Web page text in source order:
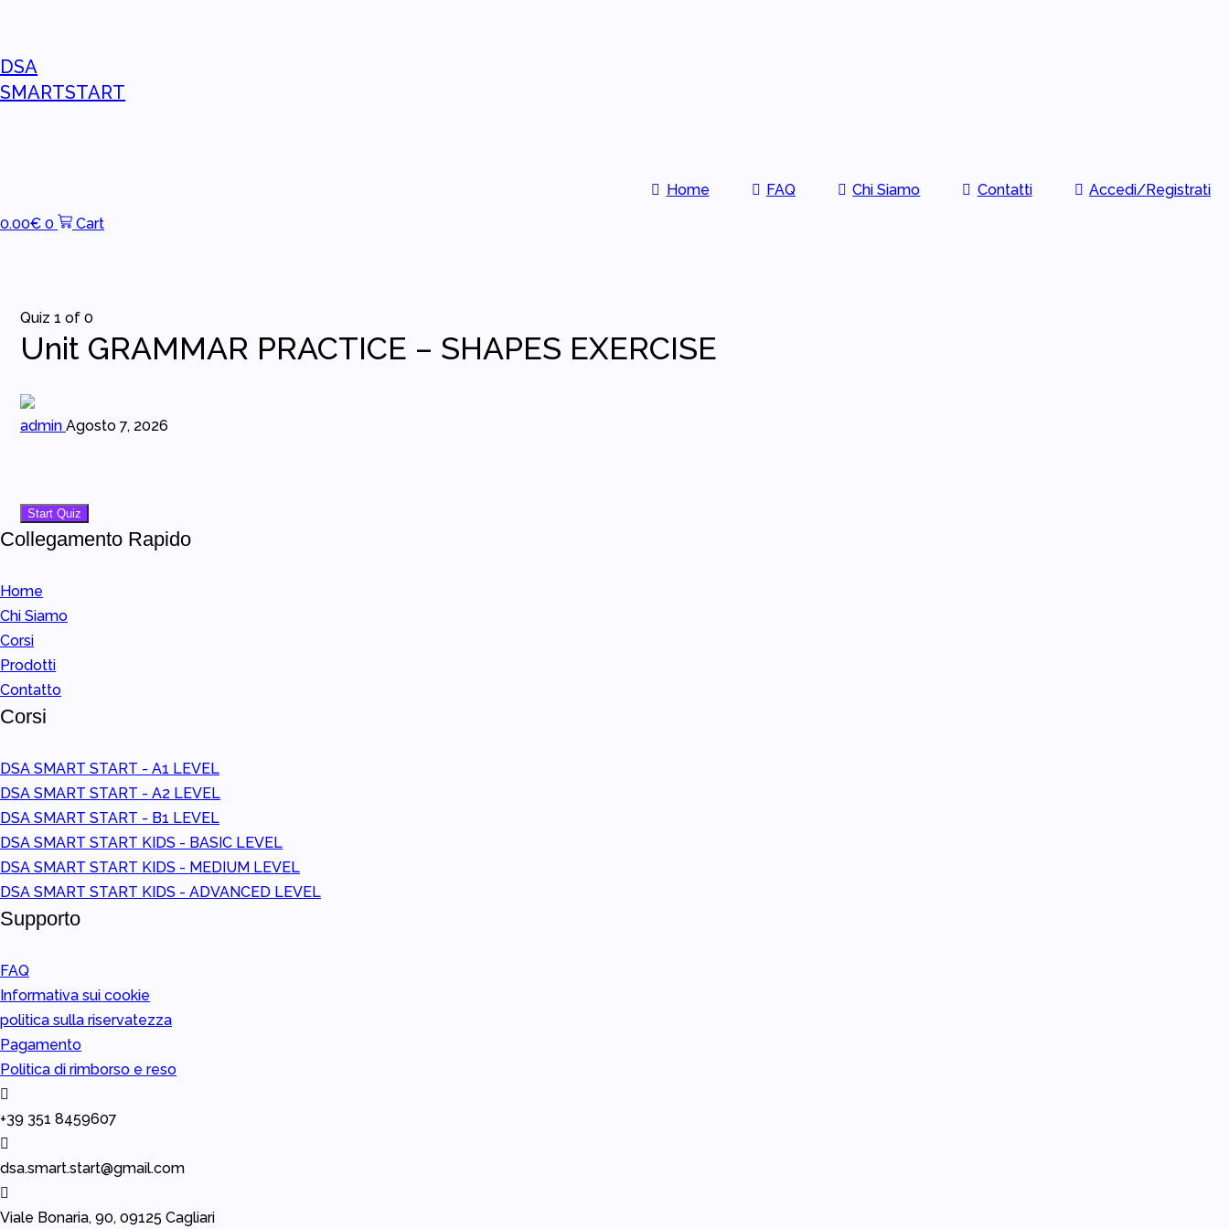
DSA
SMARTSTART
Home FAQ Chi Siamo Contatti
Accedi/Registrati
0.00€ 0 Cart
Quiz 1 of 0
Unit GRAMMAR PRACTICE – SHAPES EXERCISE
admin Agosto 7, 2026
Collegamento Rapido
Home
Chi Siamo
Corsi
Prodotti
Contatto
Corsi
DSA SMART START - A1 LEVEL
DSA SMART START - A2 LEVEL
DSA SMART START - B1 LEVEL
DSA SMART START KIDS - BASIC LEVEL
DSA SMART START KIDS - MEDIUM LEVEL
DSA SMART START KIDS - ADVANCED LEVEL
Supporto
FAQ
Informativa sui cookie
politica sulla riservatezza
Pagamento
Politica di rimborso e reso
+39 351 8459607
dsa.smart.start@gmail.com
Viale Bonaria, 90, 09125 Cagliari